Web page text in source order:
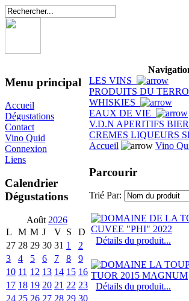
Menu principal
Accueil
Dégustations
Contact
Vino Quid
Connexion
Liens
Calendrier
Dégustations
Août 2026
L
M M J V S
D
27 28 29 30 31 1
2
3
4 5 6 7 8
9
10 11 12 13 14 15 16
17 18 19 20 21 22 23
24 25 26 27 28 29 30
LES VINS
PRODUITS DU
WHISKIES
EAUX DE VIE
V.D.N APERITIFS
CREMES LIQUEURS
Accueil
Vino
Parcourir
Trié Par:
Détails du produit...
Détails du produit...